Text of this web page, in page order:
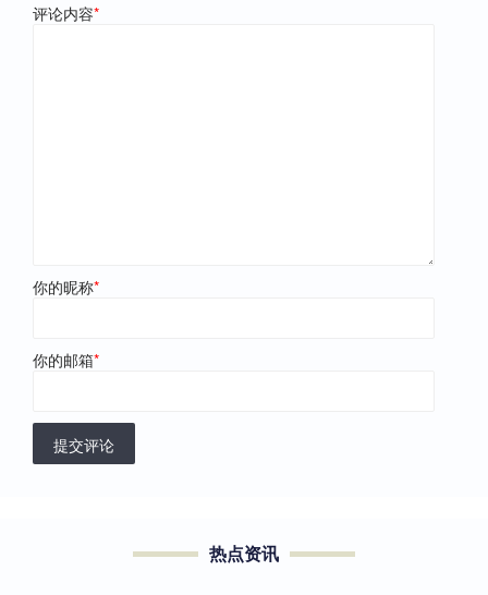
评论内容*
你的昵称*
你的邮箱*
提交评论
热点资讯